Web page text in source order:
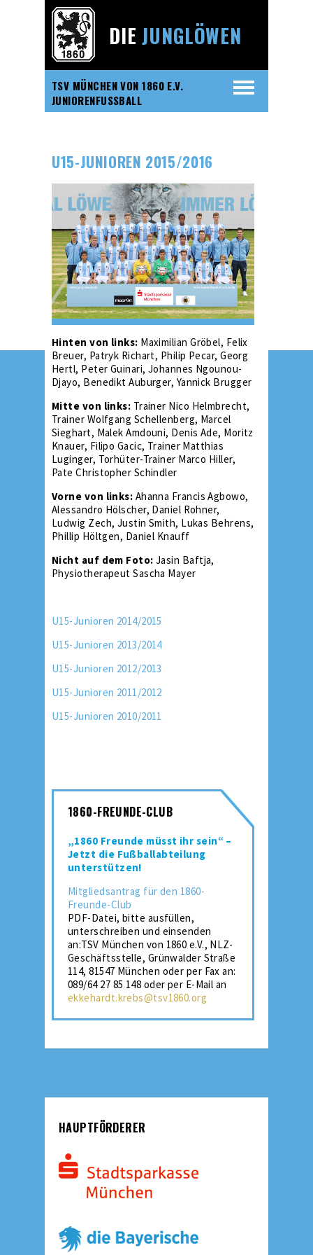
TSV MÜNCHEN VON 1860 E.V.
JUNIORENFUSSBALL
DIEJUNGLÖWEN
U15-JUNIOREN 2015/2016
Hinten von links: Maximilian Gröbel, Felix
Breuer, Patryk Richart, Philip Pecar, Georg
Hertl, Peter Guinari, Johannes Ngounou-
Djayo, Benedikt Auburger, Yannick Brugger
Mitte von links: Trainer Nico Helmbrecht,
Trainer Wolfgang Schellenberg, Marcel
Sieghart, Malek Amdouni, Denis Ade, Moritz
Knauer, Filipo Gacic, Trainer Matthias
Luginger, Torhüter-Trainer Marco Hiller,
Pate Christopher Schindler
Vorne von links: Ahanna Francis Agbowo,
Alessandro Hölscher, Daniel Rohner,
Ludwig Zech, Justin Smith, Lukas Behrens,
Phillip Höltgen, Daniel Knauff
Nicht auf dem Foto: Jasin Baftja,
Physiotherapeut Sascha Mayer
U15-Junioren 2014/2015
U15-Junioren 2013/2014
U15-Junioren 2012/2013
U15-Junioren 2011/2012
U15-Junioren 2010/2011
1860-FREUNDE-CLUB
„1860 Freunde müsst ihr sein“ –
Jetzt die Fußballabteilung
unterstützen!
Mitgliedsantrag für den 1860-
Freunde-Club
PDF-Datei, bitte ausfüllen,
unterschreiben und einsenden
an:TSV München von 1860 e.V., NLZ-
Geschäftsstelle, Grünwalder Straße
114, 81547 München oder per Fax an:
089/64 27 85 148 oder per E-Mail an
ekkehardt.krebs@tsv1860.org
HAUPTFÖRDERER